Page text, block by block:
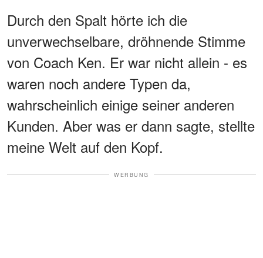
Durch den Spalt hörte ich die
unverwechselbare, dröhnende Stimme
von Coach Ken. Er war nicht allein - es
waren noch andere Typen da,
wahrscheinlich einige seiner anderen
Kunden. Aber was er dann sagte, stellte
meine Welt auf den Kopf.
WERBUNG